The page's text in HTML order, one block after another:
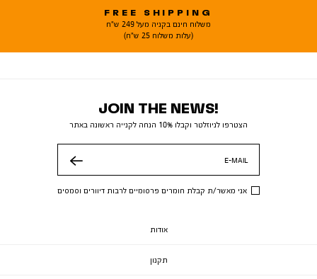
FREE SHIPPING
משלוח חינם בקניה מעל 249 ש"ח
(עלות משלוח 25 ש"ח)
JOIN THE NEWS!
הצטרפו לניוזלטר וקבלו 10% הנחה לקנייה ראשונה באתר
E-MAIL
אני מאשר/ת קבלת חומרים פרסומיים לרבות דיוורים וסמסים
אודות
תקנון